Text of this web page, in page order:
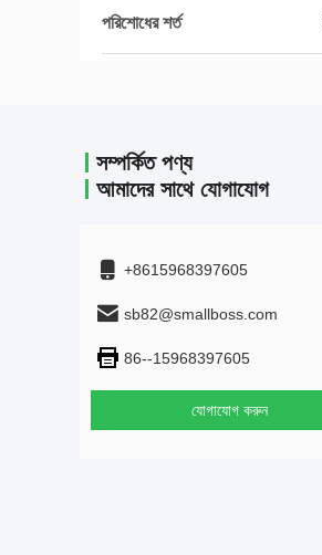
পরিশোধের শর্ত
সম্পর্কিত পণ্য
আমাদের সাথে যোগাযোগ
+8615968397605
sb82@smallboss.com
86--15968397605
যোগাযোগ করুন